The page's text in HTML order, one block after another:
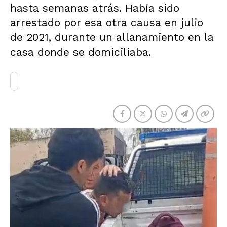
hasta semanas atrás. Había sido
arrestado por esa otra causa en julio
de 2021, durante un allanamiento en la
casa donde se domiciliaba.